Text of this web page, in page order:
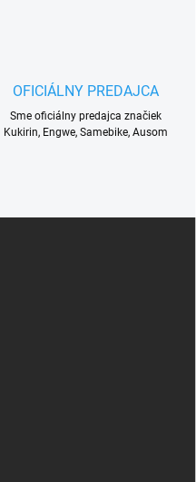
OFICIÁLNY PREDAJCA
Sme oficiálny predajca značiek
Kukirin, Engwe, Samebike, Ausom